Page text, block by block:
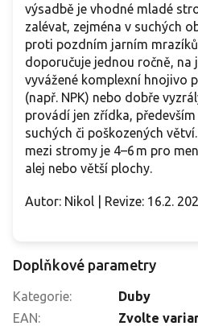
výsadbě je vhodné mladé
zalévat, zejména v suchých
proti pozdním jarním
doporučuje jednou ročně, na
vyvážené komplexní hnojivo
(např. NPK) nebo dobře
provádí jen zřídka,
suchých či poškozených
mezi stromy je 4–6 m pro
alej nebo větší plochy.
Autor: Nikol | Revize: 16.2.
Doplňkové parametry
Kategorie:
Duby
EAN:
Zvolte